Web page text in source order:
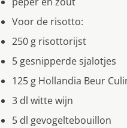
Voor de risotto:
250 g risottorijst
5 gesnipperde sjalotjes
125 g Hollandia Beur
3 dl witte wijn
5 dl gevogeltebouillon